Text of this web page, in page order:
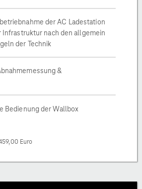
der AC Ladestation
nach den allgemein
der Technik
&
Bedienung der Wallbox
Euro